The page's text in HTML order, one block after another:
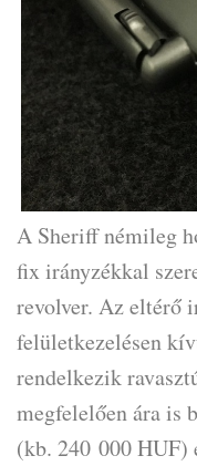
A Sheriff némileg
fix irányzékkal
revolver. Az eltérő
felületkezelésen
rendelkezik
megfelelően ára is
(kb. 240 000 HUF)